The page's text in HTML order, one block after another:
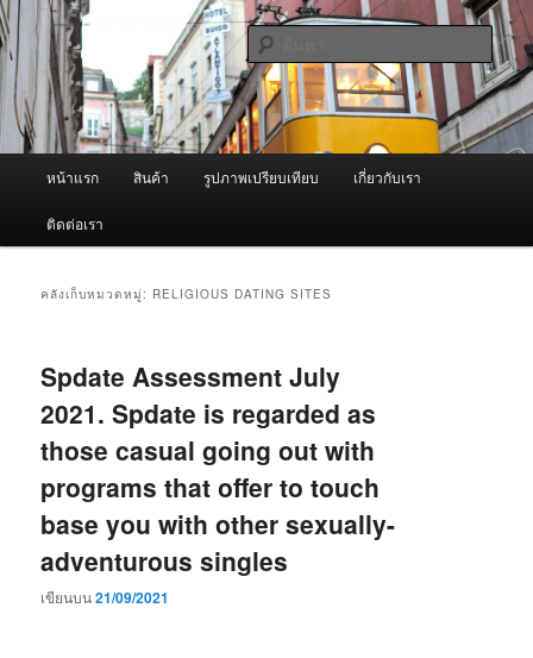
ข้าม
ไป
ยัง
เนื้อหา
หลัก
ข้าม
ไป
บทความ
รอง
ผู้นำเข้าเครื่องพ่นหมอกควัน Best
Fogger / Fogger One และ อะไหล่
จำหน่ายเครื่องพ่นหมอกควัน คุณภาพดี บริการด้วยความจริงใจ
ค้นหา
หน้าแรก สินค้า รูปภาพเปรียบเทียบ เกี่ยวกับเรา
ติดต่อเรา
คลังเก็บหมวดหมู่: RELIGIOUS DATING SITES
Spdate Assessment July
2021. Spdate is regarded as
those casual going out with
programs that offer to touch
base you with other sexually-
adventurous singles
เขียนบน21/09/2021